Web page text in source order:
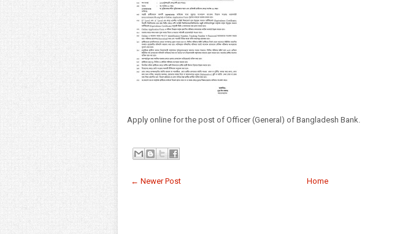
Apply online for the post of Officer (General) of Bangladesh Bank.
← Newer Post Home